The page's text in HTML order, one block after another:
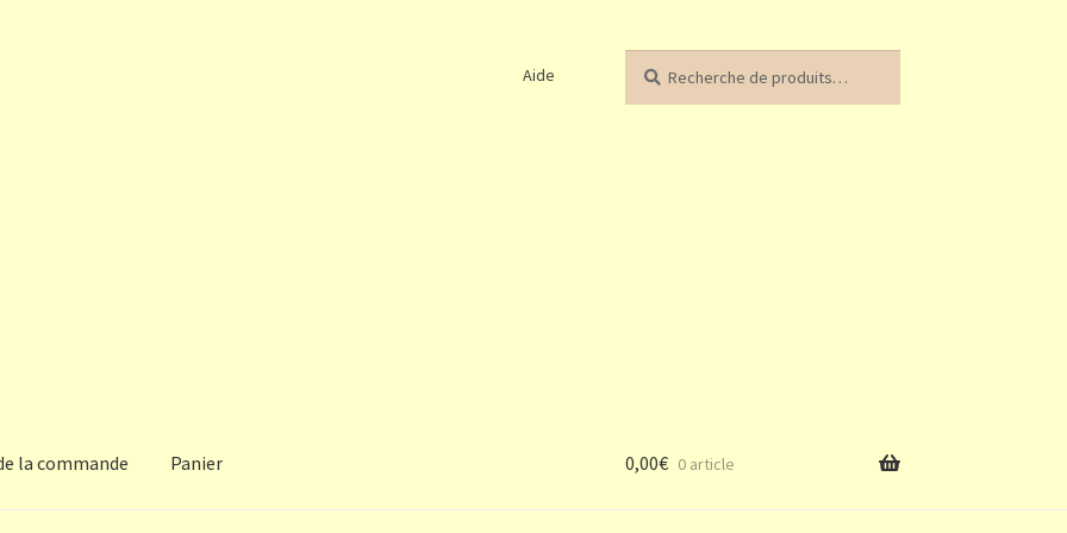
Aide
pour :
la commande Panier 0,00€ 0 article